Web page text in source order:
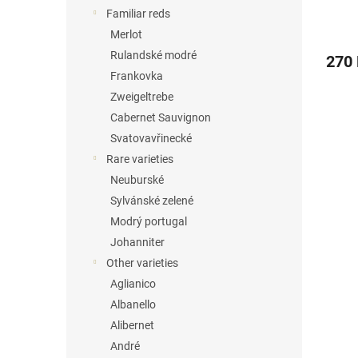
Familiar reds
Merlot
Rulandské modré
Frankovka
Zweigeltrebe
Cabernet Sauvignon
Svatovavřinecké
Rare varieties
Neuburské
Sylvánské zelené
Modrý portugal
Johanniter
Other varieties
Aglianico
Albanello
Alibernet
André
270